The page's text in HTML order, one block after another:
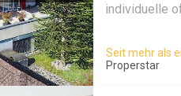
individuelle
verdoyant
personnes
Seit mehr als
Properstar